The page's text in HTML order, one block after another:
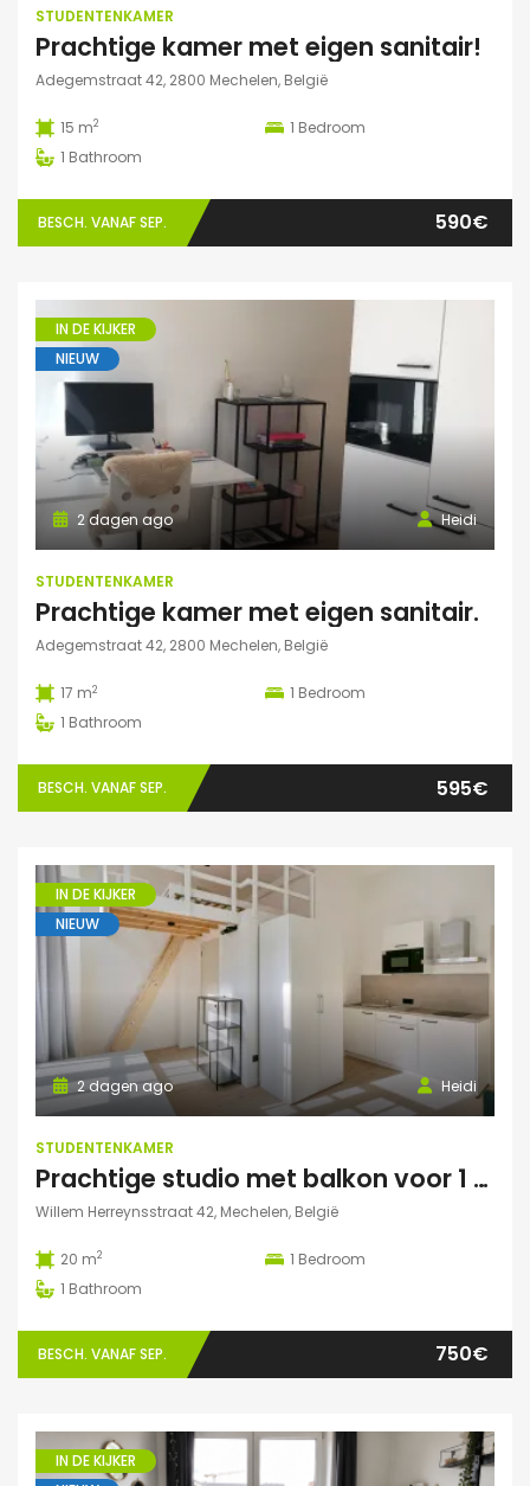
STUDENTENKAMER
Prachtige kamer met eigen sanitair!
Adegemstraat 42, 2800 Mechelen, België
15 m2 1 Bedroom
1 Bathroom
BESCH. VANAF SEP. 590€
IN DE KIJKER
NIEUW
Heidi
2 dagen ago
STUDENTENKAMER
Prachtige kamer met eigen sanitair.
Adegemstraat 42, 2800 Mechelen, België
17 m2 1 Bedroom
1 Bathroom
BESCH. VANAF SEP. 595€
IN DE KIJKER
NIEUW
Heidi
2 dagen ago
STUDENTENKAMER
Prachtige studio met balkon voor 1 student(e)!
Willem Herreynsstraat 42, Mechelen, België
20 m2 1 Bedroom
1 Bathroom
BESCH. VANAF SEP. 750€
IN DE KIJKER